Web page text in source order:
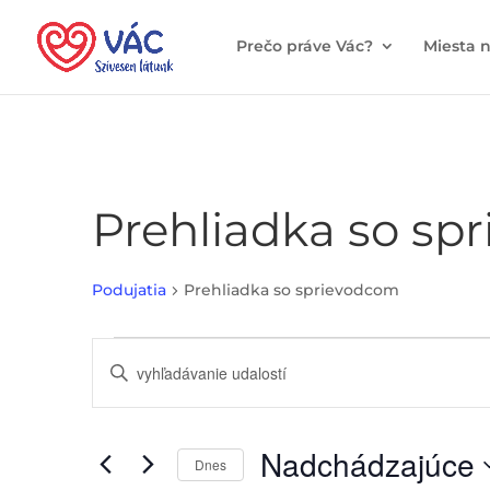
Prečo práve Vác? Miesta
Prehliadka so
Podujatia Prehliadka so sprievodcom
Podujatia
udalosti
a
zobrazenie
Írja
a
Keresse
Dnes Nadchádzajúce